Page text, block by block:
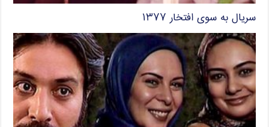
سریال به سوی افتخار ۱۳۷۷